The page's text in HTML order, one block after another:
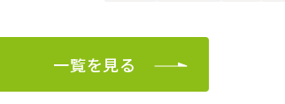
一覧を見る